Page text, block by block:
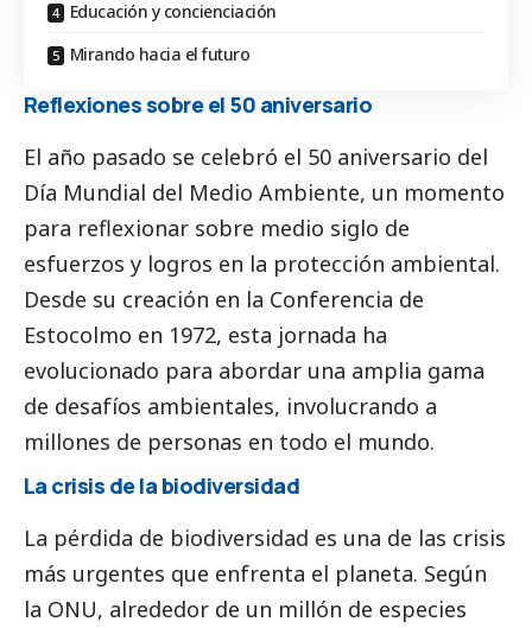
Educación y concienciación
Mirando hacia el futuro
Reflexiones sobre el 50 aniversario
El año pasado se celebró el 50 aniversario del
Día Mundial del Medio Ambiente, un momento
para reflexionar sobre medio siglo de
esfuerzos y logros en la protección ambiental.
Desde su creación en la Conferencia de
Estocolmo en 1972, esta jornada ha
evolucionado para abordar una amplia gama
de desafíos ambientales, involucrando a
millones de personas en todo el mundo.
La crisis de la biodiversidad
La pérdida de biodiversidad es una de las crisis
más urgentes que enfrenta el planeta. Según
la ONU, alrededor de un millón de especies